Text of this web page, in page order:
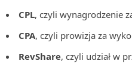
CPL, czyli wynagrodzenie
CPA, czyli prowizja za
RevShare, czyli udział w